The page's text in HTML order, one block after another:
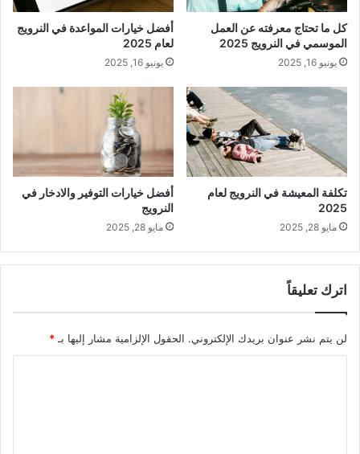
كل ما تحتاج معرفته عن العمل
الموسمي في النرويج 2025
يونيو 16, 2025
أفضل خيارات المواعدة في النرويج
لعام 2025
يونيو 16, 2025
تكلفة المعيشة في النرويج لعام
2025
مايو 28, 2025
أفضل خيارات التوفير والادخار في
النرويج
مايو 28, 2025
اترك تعليقاً
لن يتم نشر عنوان بريدك الإلكتروني. الحقول الإلزامية مشار إليها بـ*